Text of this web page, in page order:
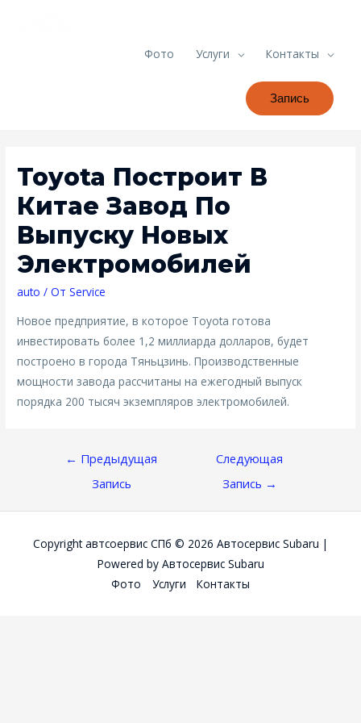
Фото Услуги Контакты
Запись
Toyota Построит В
Китае Завод По
Выпуску Новых
Электромобилей
auto / От Service
Новое предприятие, в которое Toyota готова
инвестировать более 1,2 миллиарда долларов, будет
построено в города Тяньцзинь. Производственные
мощности завода рассчитаны на ежегодный выпуск
порядка 200 тысяч экземпляров электромобилей.
Навигация
Записям
← Предыдущая
Запись
Следующая
Запись →
Copyright автсоервис СПб © 2026 Автосервис Subaru |
Powered by Автосервис Subaru
Фото
Услуги Контакты